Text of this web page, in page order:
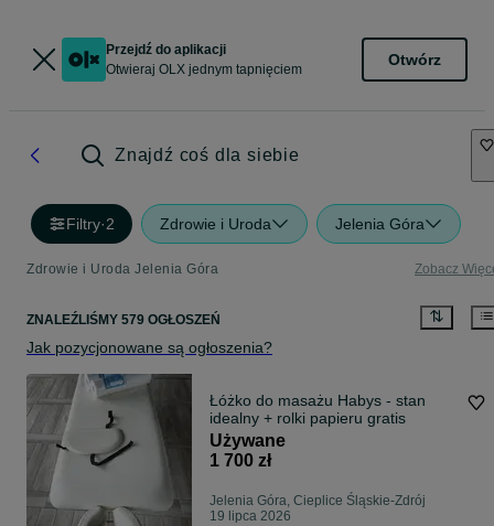
Przejdź do aplikacji
Otwieraj OLX jednym tapnięciem
Otwórz
Znajdź coś dla siebie
Filtry·2 Zdrowie i Uroda Jelenia Góra
Zdrowie i Uroda Jelenia Góra Zobacz
ZNALEŹLIŚMY 579 OGŁOSZEŃ
Jak pozycjonowane są ogłoszenia?
Łóżko do masażu Habys - stan
idealny + rolki papieru gratis
Używane
1 700 zł
Jelenia Góra, Cieplice Śląskie-Zdrój
19 lipca 2026